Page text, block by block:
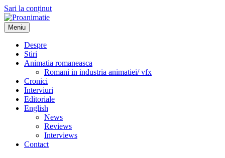
Sari la conținut
Proanimatie
Stiri despre filme de animatie
Meniu
Despre
Stiri
Animatia romaneasca
Romani in industria animatiei/ vfx
Cronici
Interviuri
Editoriale
English
News
Reviews
Interviews
Contact